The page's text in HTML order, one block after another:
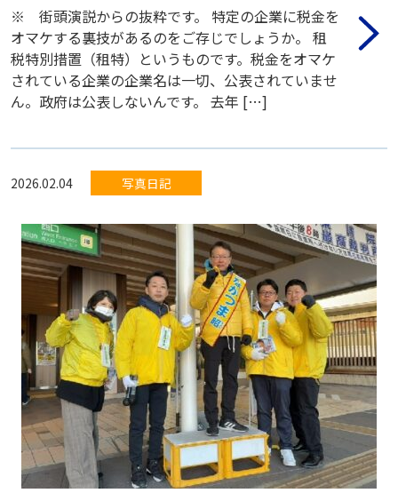
※ 街頭演説からの抜粋です。 特定の企業に税金を
オマケする裏技があるのをご存じでしょうか。 租
税特別措置（租特）というものです。税金をオマケ
されている企業の企業名は一切、公表されていませ
ん。政府は公表しないんです。 去年 […]
2026.02.04 写真日記